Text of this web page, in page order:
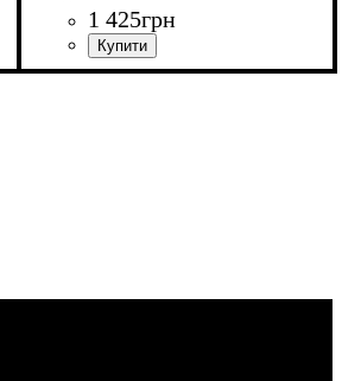
1 425грн
Стать: Дитяче, Унісекс
Виробник: Macron
Колір: Бордовий